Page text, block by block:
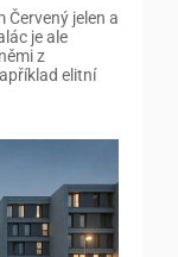
Červený jelen a
je ale
z
elitní